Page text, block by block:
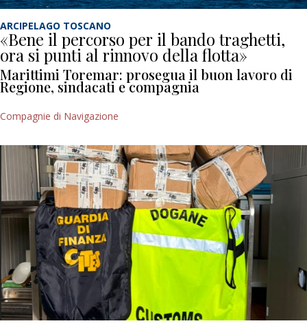
ARCIPELAGO TOSCANO
«Bene il percorso per il bando traghetti,
ora si punti al rinnovo della flotta»
Marittimi Toremar: prosegua il buon lavoro di
Regione, sindacati e compagnia
Compagnie di Navigazione